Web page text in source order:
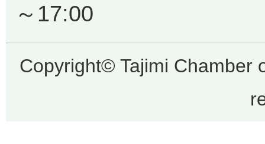
～17:00
Copyright© Tajimi